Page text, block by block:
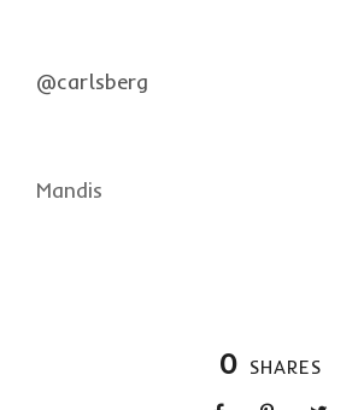
@carlsberg
Mandis
0 SHARES